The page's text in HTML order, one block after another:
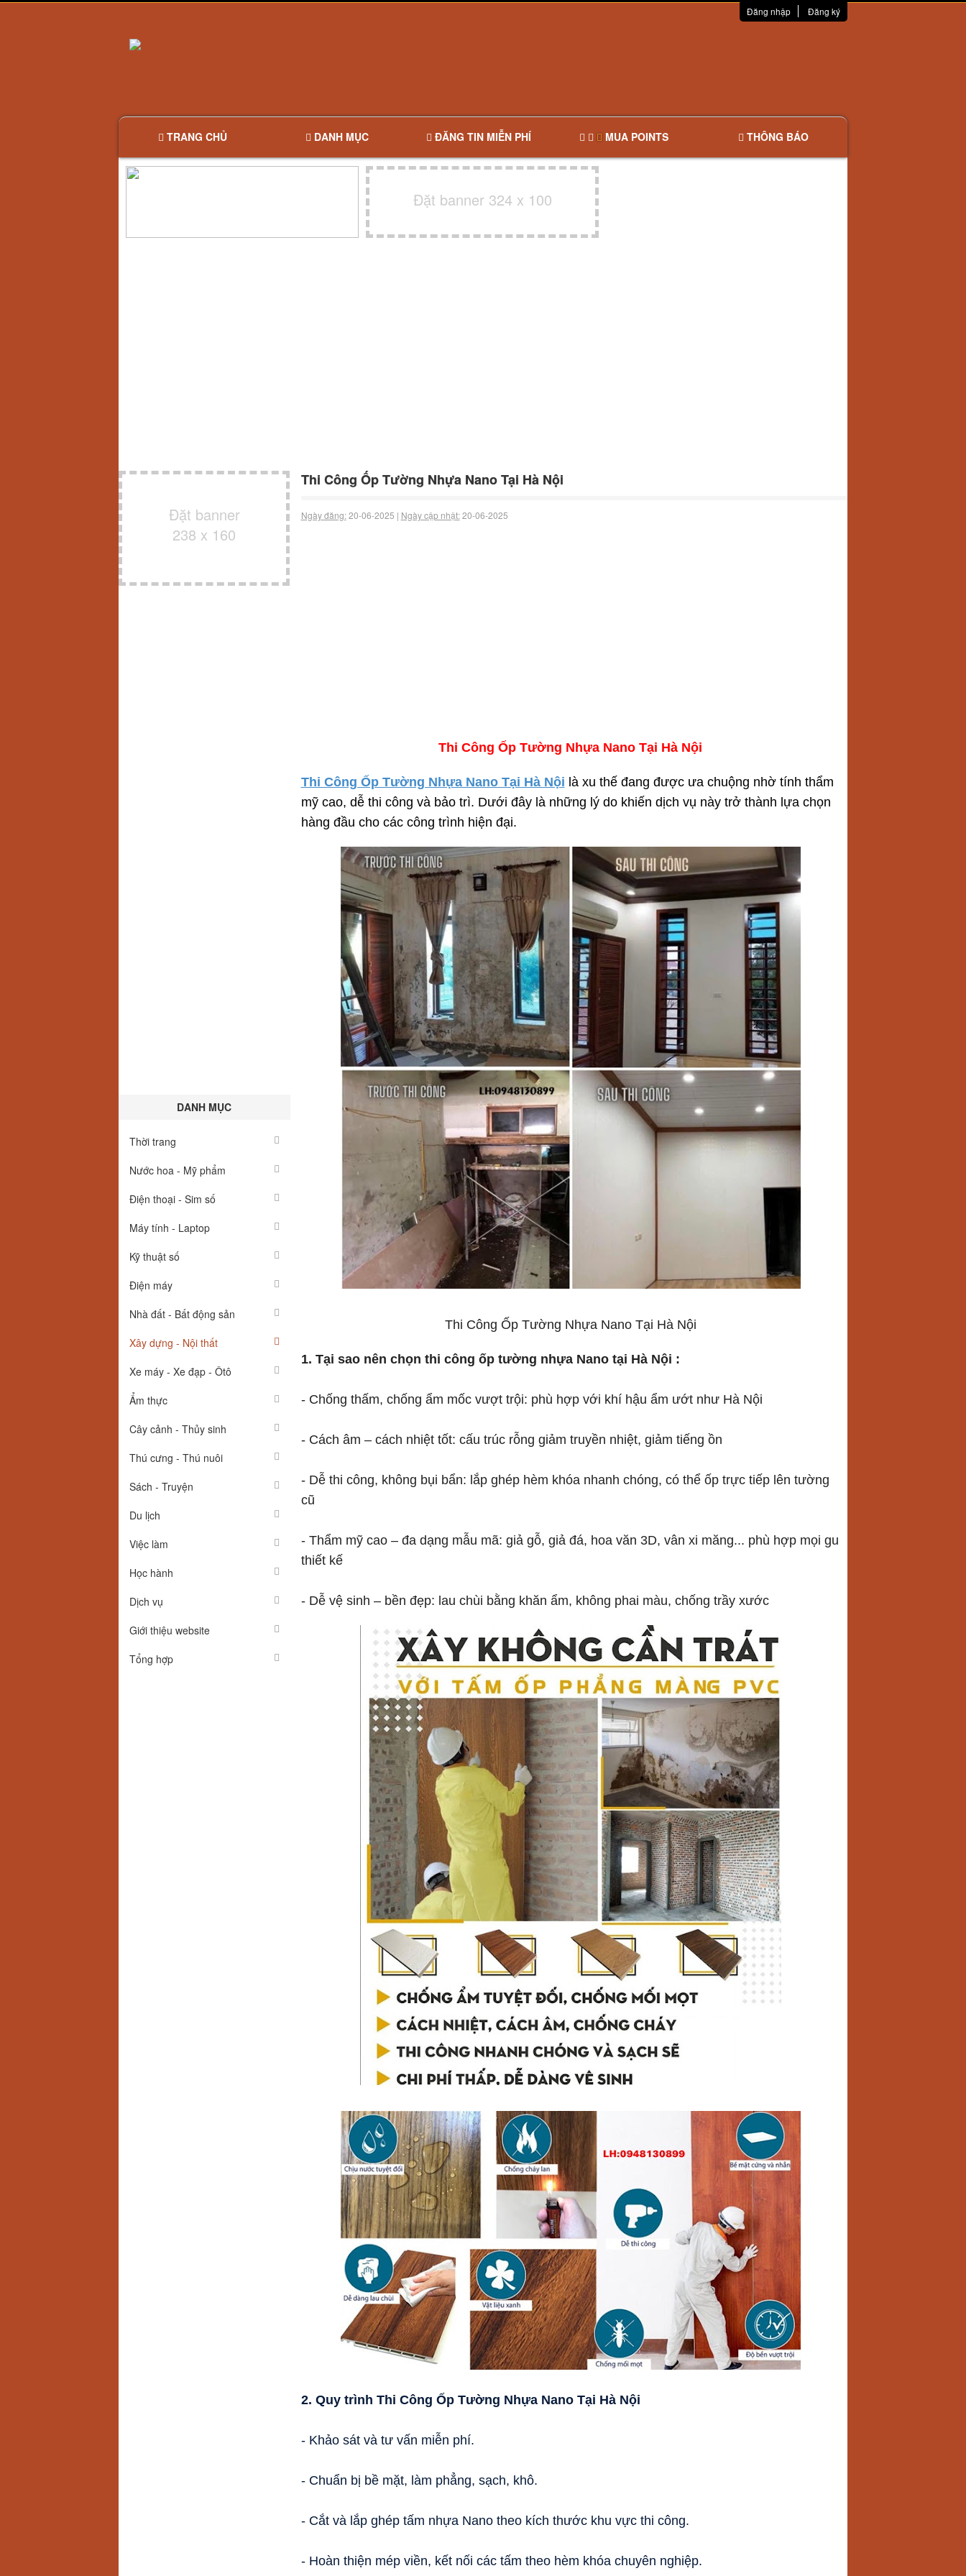
Đăng nhập Đăng ký
TRANG CHỦ DANH MỤC ĐĂNG TIN MIỄN PHÍ MUA POINTS THÔNG BÁO
Đặt banner 324 x 100
Đặt banner
238 x 160
DANH MỤC
Thời trang
Nước hoa - Mỹ phẩm
Điện thoại - Sim số
Máy tính - Laptop
Kỹ thuật số
Điện máy
Nhà đất - Bất động sản
Xây dựng - Nội thất
Xe máy - Xe đạp - Ôtô
Ẩm thực
Cây cảnh - Thủy sinh
Thú cưng - Thú nuôi
Sách - Truyện
Du lịch
Việc làm
Học hành
Dịch vụ
Giới thiệu website
Tổng hợp
Thi Công Ốp Tường Nhựa Nano Tại Hà Nội
Ngày đăng:20-06-2025 | Ngày cập nhật:20-06-2025
Thi Công Ốp Tường Nhựa Nano Tại Hà Nội
Thi Công Ốp Tường Nhựa Nano Tại Hà Nội là xu thế đang được ưa chuộng nhờ tính thẩm
mỹ cao, dễ thi công và bảo trì. Dưới đây là những lý do khiến dịch vụ này trở thành lựa chọn
hàng đầu cho các công trình hiện đại.
Thi Công Ốp Tường Nhựa Nano Tại Hà Nội
1. Tại sao nên chọn thi công ốp tường nhựa Nano tại Hà Nội :
- Chống thấm, chống ẩm mốc vượt trội: phù hợp với khí hậu ẩm ướt như Hà Nội
- Cách âm – cách nhiệt tốt: cấu trúc rỗng giảm truyền nhiệt, giảm tiếng ồn
- Dễ thi công, không bụi bẩn: lắp ghép hèm khóa nhanh chóng, có thể ốp trực tiếp lên tường
cũ
- Thẩm mỹ cao – đa dạng mẫu mã: giả gỗ, giả đá, hoa văn 3D, vân xi măng... phù hợp mọi gu
thiết kế
- Dễ vệ sinh – bền đẹp: lau chùi bằng khăn ẩm, không phai màu, chống trầy xước
2. Quy trình Thi Công Ốp Tường Nhựa Nano Tại Hà Nội
- Khảo sát và tư vấn miễn phí.
- Chuẩn bị bề mặt, làm phẳng, sạch, khô.
- Cắt và lắp ghép tấm nhựa Nano theo kích thước khu vực thi công.
- Hoàn thiện mép viền, kết nối các tấm theo hèm khóa chuyên nghiệp.